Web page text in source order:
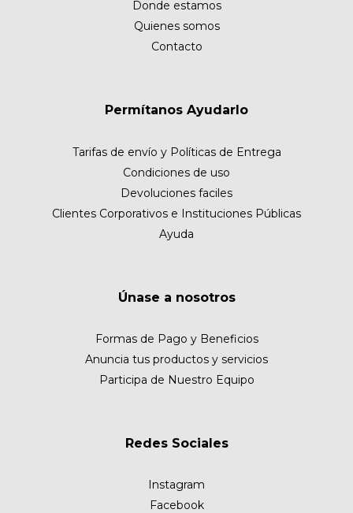
Donde estamos
Quienes somos
Contacto
Permítanos Ayudarlo
Tarifas de envío y Políticas de Entrega
Condiciones de uso
Devoluciones faciles
Clientes Corporativos e Instituciones Públicas
Ayuda
Únase a nosotros
Formas de Pago y Beneficios
Anuncia tus productos y servicios
Participa de Nuestro Equipo
Redes Sociales
Instagram
Facebook